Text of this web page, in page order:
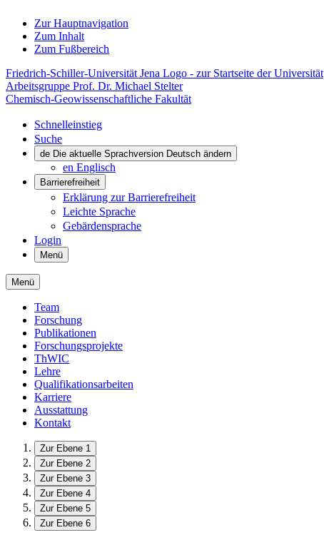
Zur Hauptnavigation
Zum Inhalt
Zum Fußbereich
Friedrich-Schiller-Universität Jena Logo - zur Startseite der Universität
Arbeitsgruppe Prof. Dr. Michael Stelter
Chemisch-Geowissenschaftliche Fakultät
Schnelleinstieg
Suche
de Die aktuelle Sprachversion Deutsch ändern
en Englisch
Barrierefreiheit
Erklärung zur Barrierefreiheit
Leichte Sprache
Gebärdensprache
Login
Menü
Menü
Team
Forschung
Publikationen
Forschungsprojekte
ThWIC
Lehre
Qualifikationsarbeiten
Karriere
Ausstattung
Kontakt
Zur Ebene 1
Zur Ebene 2
Zur Ebene 3
Zur Ebene 4
Zur Ebene 5
Zur Ebene 6